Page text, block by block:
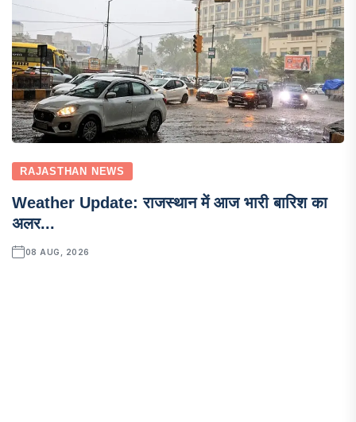
RAJASTHAN NEWS
Weather Update: राजस्थान में आज भारी बारिश का
अलर...
08 AUG, 2026